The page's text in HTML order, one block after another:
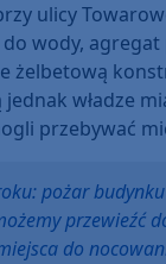
ulicy
wody,
żelbetową
jednak władze
przebywać
pożar
przewieźć
do